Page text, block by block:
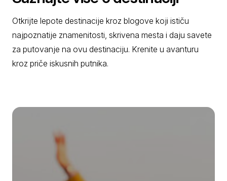
Otkrijte lepote destinacije kroz blogove koji ističu
najpoznatije znamenitosti, skrivena mesta i daju savete
za putovanje na ovu destinaciju. Krenite u avanturu
kroz priče iskusnih putnika.